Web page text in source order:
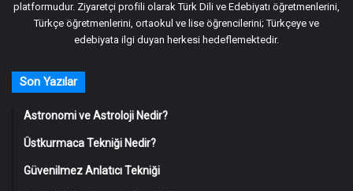
platformudur. Ziyaretçi profili olarak Türk Dili ve Edebiyatı öğretmenlerini,
Türkçe öğretmenlerini, ortaokul ve lise öğrencilerini; Türkçeye ve
edebiyata ilgi duyan herkesi hedeflemektedir.
Son Yazılar
Astronomi ve Astroloji Nedir?
Üstkurmaca Tekniği Nedir?
Güvenilmez Anlatıcı Tekniği